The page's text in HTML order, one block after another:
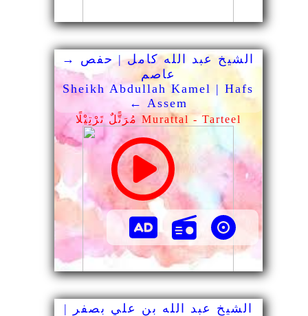
الشيخ عبد الله كامل | حفص →
عاصم
Sheikh Abdullah Kamel | Hafs
← Assem
مُرَتًّلٌ تَرْتِيْلًا Murattal - Tarteel
الشيخ عبد الله بن علي بصفر |